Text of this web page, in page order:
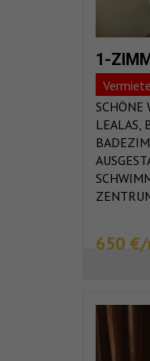
1-
SCHÖNE
LEALAS,
650